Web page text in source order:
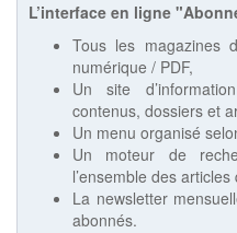
L’interface en ligne
Tous les magazines
numérique / PDF,
Un site
contenus, dossiers et
Un menu organisé
Un moteur de
l’ensemble des
La newsletter
abonnés.